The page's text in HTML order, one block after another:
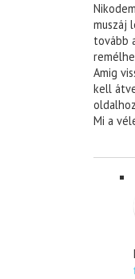
muszáj
tovább
Amig
kell
Mi a